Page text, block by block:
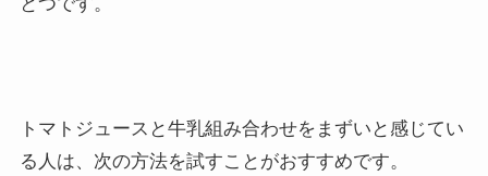
とつです。
トマトジュースと牛乳組み合わせをまずいと感じてい
る人は、次の方法を試すことがおすすめです。